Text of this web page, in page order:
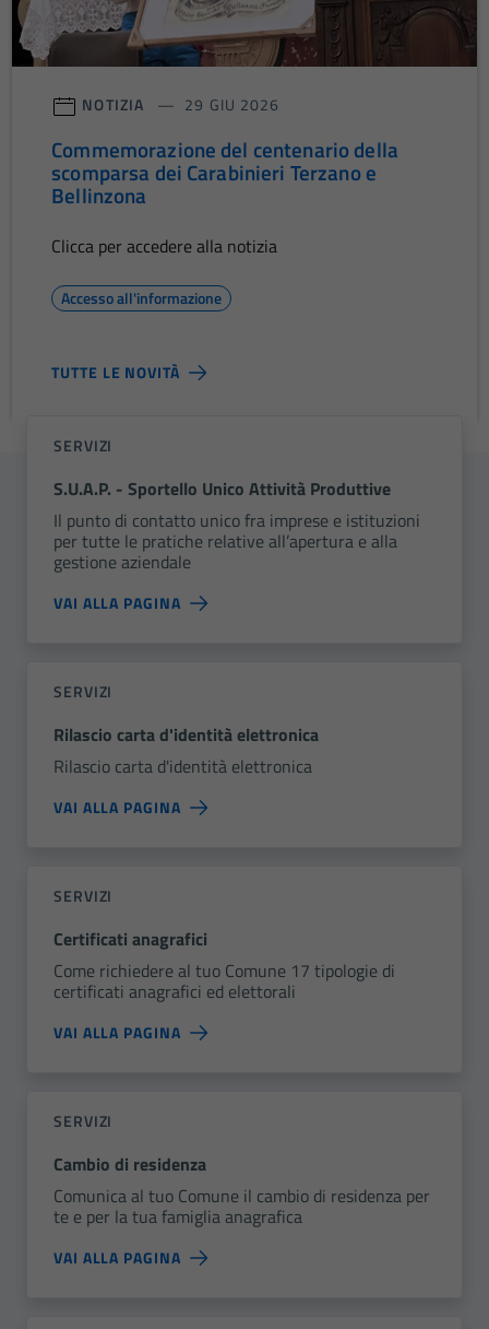
NOTIZIA 29 GIU 2026
Commemorazione del centenario della
scomparsa dei Carabinieri Terzano e
Bellinzona
Clicca per accedere alla notizia
Accesso all'informazione
TUTTE LE NOVITÀ
SERVIZI
S.U.A.P. - Sportello Unico Attività Produttive
Il punto di contatto unico fra imprese e istituzioni
per tutte le pratiche relative all’apertura e alla
gestione aziendale
VAI ALLA PAGINA
SERVIZI
Rilascio carta d'identità elettronica
Rilascio carta d'identità elettronica
VAI ALLA PAGINA
SERVIZI
Certificati anagrafici
Come richiedere al tuo Comune 17 tipologie di
certificati anagrafici ed elettorali
VAI ALLA PAGINA
SERVIZI
Cambio di residenza
Comunica al tuo Comune il cambio di residenza per
te e per la tua famiglia anagrafica
VAI ALLA PAGINA